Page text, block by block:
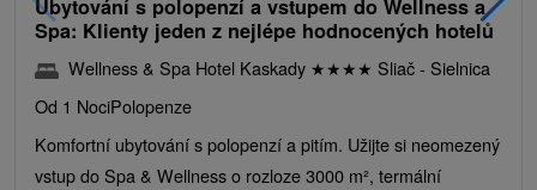
Ubytování s polopenzí a vstupem do Wellness a
Spa: Klienty jeden z nejlépe hodnocených hotelů
Wellness & Spa Hotel Kaskady ★★★★ Sliač - Sielnica
Od 1 NociPolopenze
Komfortní ubytování s polopenzí a pitím. Užijte si neomezený
vstup do Spa & Wellness o rozloze 3000 m², termální